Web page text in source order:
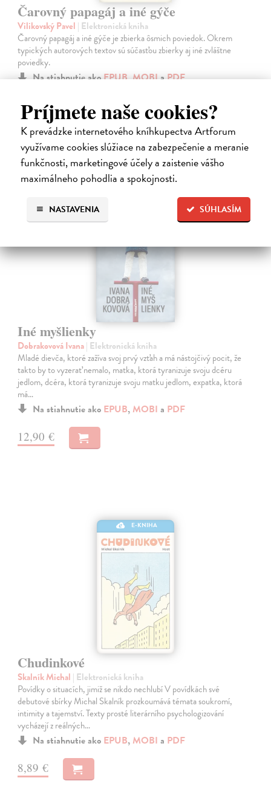
Príjmete naše cookies?
K prevádzke internetového kníhkupectva Artforum
využívame cookies slúžiace na zabezpečenie a meranie
funkčnosti, marketingové účely a zaistenie vášho
maximálneho pohodlia a spokojnosti.
SÚHLASÍM
NASTAVENIA
Čarovný papagáj a iné gýče
Vilikovský Pavel | Elektronická kniha
Čarovný papagáj a iné gýče je zbierka ôsmich poviedok. Okrem
typických autorových textov sú súčasťou zbierky aj iné zvláštne
poviedky.
Na stiahnutie akoEPUB,MOBIaPDF
10,49 €
Iné myšlienky
Dobrakovová Ivana| Elektronická kniha
Mladé dievča, ktoré zažíva svoj prvý vzťah a má nástojčivý pocit, že
takto by to vyzerať nemalo, matka, ktorá tyranizuje svoju dcéru
jedlom, dcéra, ktorá tyranizuje svoju matku jedlom, expatka, ktorá
má…
Na stiahnutie ako EPUB, MOBI a PDF
12,90 €
E-KNIHA
Chudinkové
Skalník Michal | Elektronická kniha
Povídky o situacích, jimiž se nikdo nechlubí V povídkách své
debutové sbírky Michal Skalník prozkoumává témata soukromí,
intimity a tajemství. Texty prosté literárního psychologizování
vycházejí z reálných…
Na stiahnutie ako EPUB, MOBI a PDF
8,89 €